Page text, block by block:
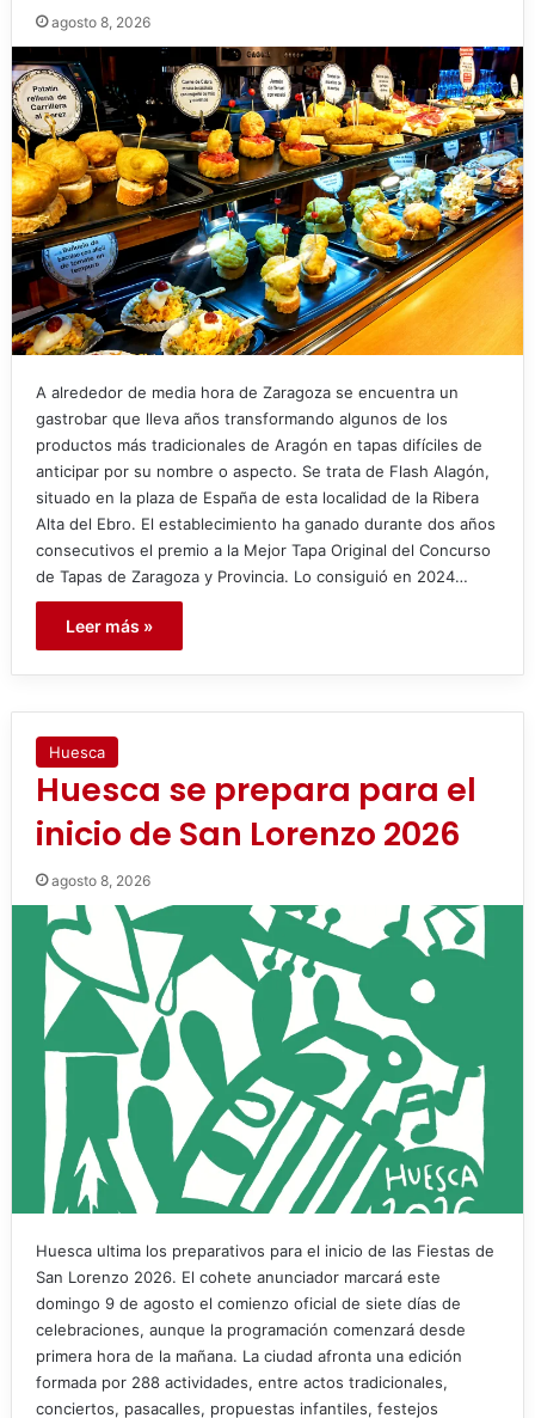
agosto 8, 2026
A alrededor de media hora de Zaragoza se encuentra un
gastrobar que lleva años transformando algunos de los
productos más tradicionales de Aragón en tapas difíciles de
anticipar por su nombre o aspecto. Se trata de Flash Alagón,
situado en la plaza de España de esta localidad de la Ribera
Alta del Ebro. El establecimiento ha ganado durante dos años
consecutivos el premio a la Mejor Tapa Original del Concurso
de Tapas de Zaragoza y Provincia. Lo consiguió en 2024…
Leer más »
Huesca
Huesca se prepara para el
inicio de San Lorenzo 2026
agosto 8, 2026
Huesca ultima los preparativos para el inicio de las Fiestas de
San Lorenzo 2026. El cohete anunciador marcará este
domingo 9 de agosto el comienzo oficial de siete días de
celebraciones, aunque la programación comenzará desde
primera hora de la mañana. La ciudad afronta una edición
formada por 288 actividades, entre actos tradicionales,
conciertos, pasacalles, propuestas infantiles, festejos